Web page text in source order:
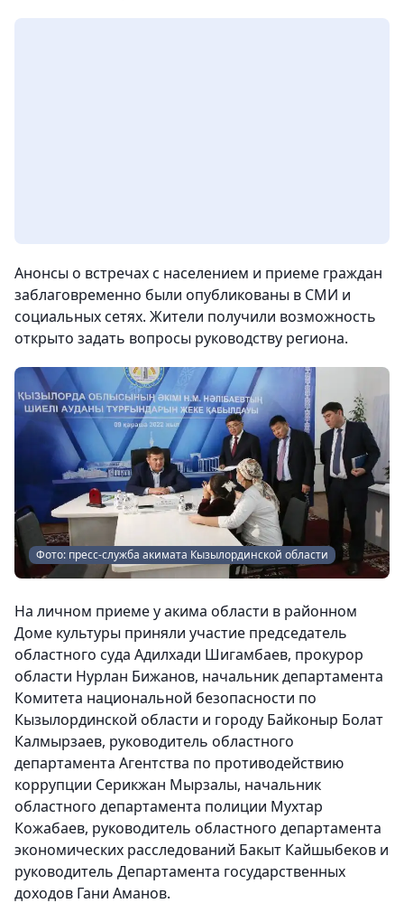
Анонсы о встречах с населением и приеме граждан
заблаговременно были опубликованы в СМИ и
социальных сетях. Жители получили возможность
открыто задать вопросы руководству региона.
Фото: пресс-служба акимата Кызылординской области
На личном приеме у акима области в районном
Доме культуры приняли участие председатель
областного суда Адилхади Шигамбаев, прокурор
области Нурлан Бижанов, начальник департамента
Комитета национальной безопасности по
Кызылординской области и городу Байконыр Болат
Калмырзаев, руководитель областного
департамента Агентства по противодействию
коррупции Серикжан Мырзалы, начальник
областного департамента полиции Мухтар
Кожабаев, руководитель областного департамента
экономических расследований Бакыт Кайшыбеков и
руководитель Департамента государственных
доходов Гани Аманов.